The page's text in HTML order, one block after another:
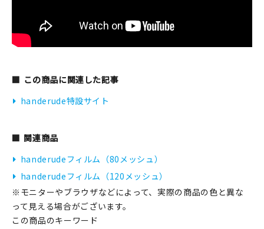
この商品に関連した記事
handerude特設サイト
関連商品
handerudeフィルム（80メッシュ）
handerudeフィルム（120メッシュ）
※モニターやブラウザなどによって、実際の商品の色と異な
って見える場合がございます。
この商品のキーワード